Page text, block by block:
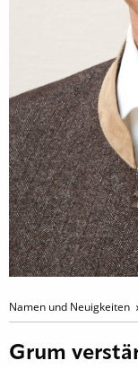
Namen und Neuigkeiten
Grum